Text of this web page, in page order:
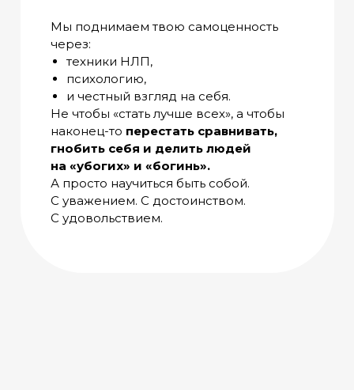
Мы поднимаем твою самоценность
через:
техники НЛП,
психологию,
и честный взгляд на себя.
Не чтобы «стать лучше всех», а чтобы
наконец-то перестать сравнивать,
гнобить себя и делить людей
на «убогих» и «богинь».
А просто научиться быть собой.
С уважением. С достоинством.
С удовольствием.